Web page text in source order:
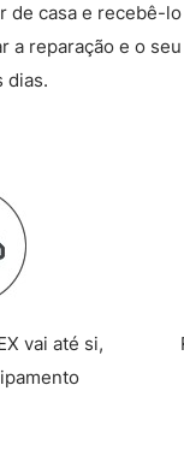
casa e recebê-
reparação e o
dias.
vai até si,